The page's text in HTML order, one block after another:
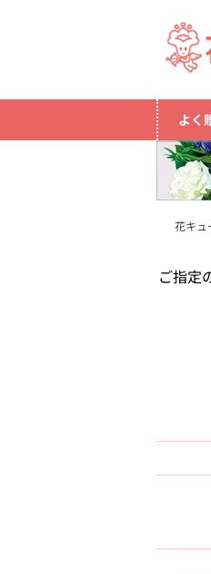
よく
花キュ
ご指定